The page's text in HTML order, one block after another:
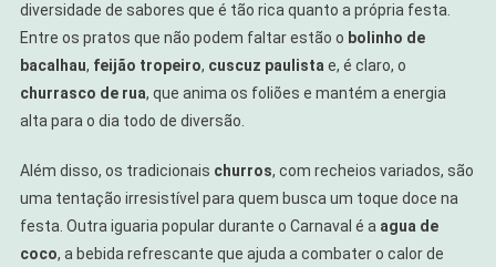
diversidade de sabores que é tão rica quanto a própria festa.
Entre os pratos que não podem faltar estão o bolinho de
bacalhau, feijão tropeiro, cuscuz paulistae, é claro, o
churrasco de rua, que anima os foliões e mantém a energia
alta para o dia todo de diversão.
Além disso, os tradicionais churros, com recheios variados, são
uma tentação irresistível para quem busca um toque doce na
festa. Outra iguaria popular durante o Carnaval é a agua de
coco, a bebida refrescante que ajuda a combater o calor de